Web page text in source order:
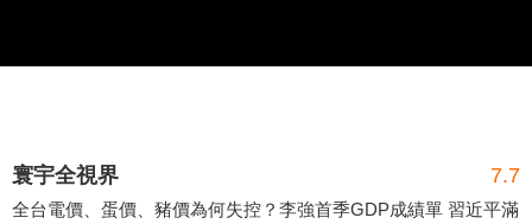
寰宇全視界 7.7
全台電價、蛋價、豬價為何失控？李強首季GDP成績單 習近平滿